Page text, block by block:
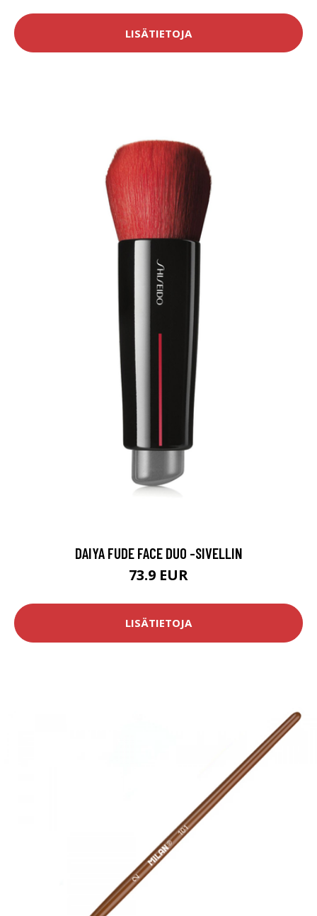
LISÄTIETOJA
DAIYA FUDE FACE DUO -SIVELLIN
73.9 EUR
LISÄTIETOJA